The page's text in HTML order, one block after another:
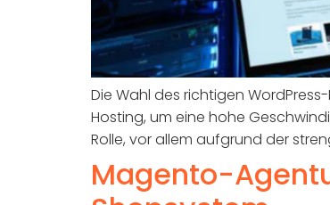
Die Wahl des richtigen
Hosting, um eine hohe
Rolle, vor allem aufgrund der
Magento-